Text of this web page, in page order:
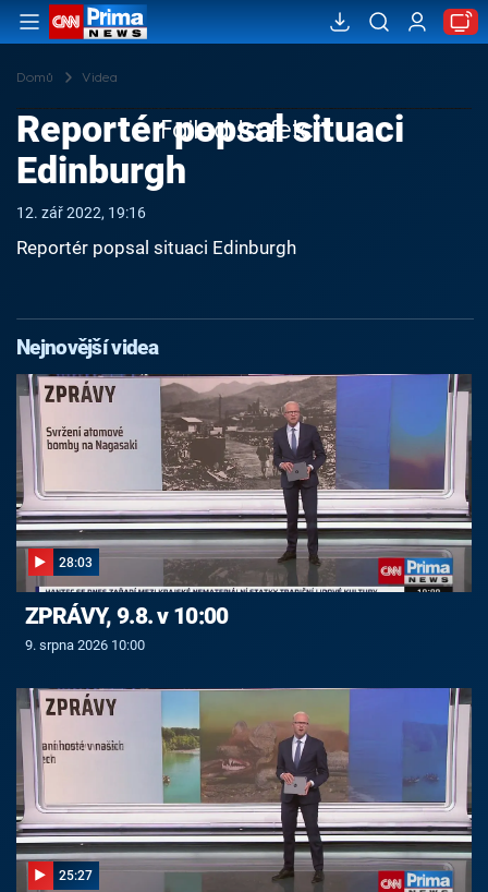
Domů Videa
Failed to fetch
Reportér popsal situaci
Edinburgh
12. zář 2022, 19:16
Reportér popsal situaci Edinburgh
Nejnovější videa
28:03
ZPRÁVY, 9.8. v 10:00
9. srpna 2026 10:00
25:27